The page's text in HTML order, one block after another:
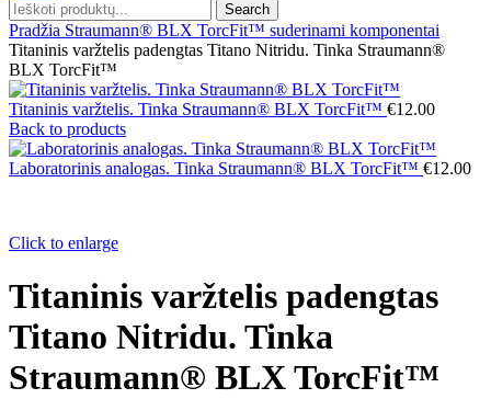
Search
Pradžia Straumann® BLX TorcFit™ suderinami komponentai
Titaninis varžtelis padengtas Titano Nitridu. Tinka Straumann®
BLX TorcFit™
Titaninis varžtelis. Tinka Straumann® BLX TorcFit™ €12.00
Back to products
Laboratorinis analogas. Tinka Straumann® BLX TorcFit™ €12.00
Click to enlarge
Titaninis varžtelis padengtas
Titano Nitridu. Tinka
Straumann® BLX TorcFit™